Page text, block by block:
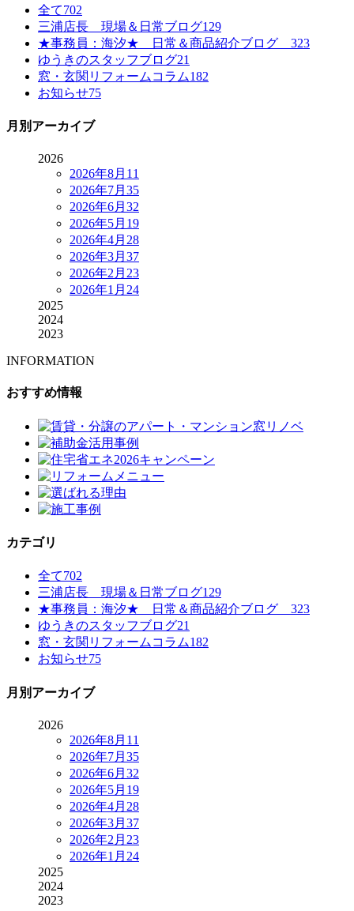
全て702
三浦店長 現場＆日常ブログ129
★事務員：海汐★ 日常＆商品紹介ブログ 323
ゆうきのスタッフブログ21
窓・玄関リフォームコラム182
お知らせ75
月別アーカイブ
2026
2026年8月 11
2026年7月 35
2026年6月 32
2026年5月 19
2026年4月 28
2026年3月 37
2026年2月 23
2026年1月 24
2025
2024
2023
INFORMATION
おすすめ情報
カテゴリ
全て702
三浦店長 現場＆日常ブログ129
★事務員：海汐★ 日常＆商品紹介ブログ 323
ゆうきのスタッフブログ21
窓・玄関リフォームコラム182
お知らせ75
月別アーカイブ
2026
2026年8月 11
2026年7月 35
2026年6月 32
2026年5月 19
2026年4月 28
2026年3月 37
2026年2月 23
2026年1月 24
2025
2024
2023